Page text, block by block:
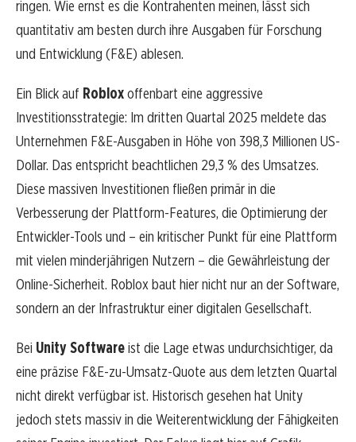
ringen. Wie ernst es die Kontrahenten meinen, lässt sich
quantitativ am besten durch ihre Ausgaben für Forschung
und Entwicklung (F&E) ablesen.
Ein Blick auf Robloxoffenbart eine aggressive
Investitionsstrategie: Im dritten Quartal 2025 meldete das
Unternehmen F&E-Ausgaben in Höhe von 398,3 Millionen US-
Dollar. Das entspricht beachtlichen 29,3 % des Umsatzes.
Diese massiven Investitionen fließen primär in die
Verbesserung der Plattform-Features, die Optimierung der
Entwickler-Tools und – ein kritischer Punkt für eine Plattform
mit vielen minderjährigen Nutzern – die Gewährleistung der
Online-Sicherheit. Roblox baut hier nicht nur an der Software,
sondern an der Infrastruktur einer digitalen Gesellschaft.
Bei Unity Softwareist die Lage etwas undurchsichtiger, da
eine präzise F&E-zu-Umsatz-Quote aus dem letzten Quartal
nicht direkt verfügbar ist. Historisch gesehen hat Unity
jedoch stets massiv in die Weiterentwicklung der Fähigkeiten